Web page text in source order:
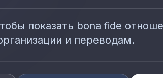
показать bona fide
и переводам.